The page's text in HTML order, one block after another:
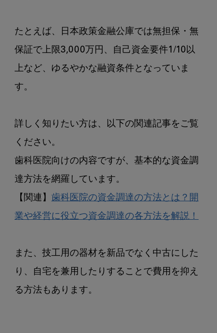
たとえば、日本政策金融公庫では無担保・無
保証で上限3,000万円、自己資金要件1/10以
上など、ゆるやかな融資条件となっていま
す。
詳しく知りたい方は、以下の関連記事をご覧
ください。
歯科医院向けの内容ですが、基本的な資金調
達方法を網羅しています。
【関連】 歯科医院の資金調達の方法とは？開
業や経営に役立つ資金調達の各方法を解説！
また、技工用の器材を新品でなく中古にした
り、自宅を兼用したりすることで費用を抑え
る方法もあります。